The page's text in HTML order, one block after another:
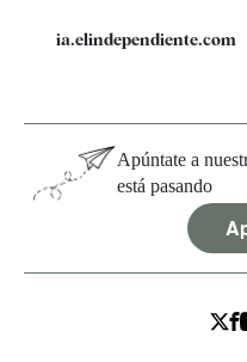
ia.elindependiente.com
Apúntate a
está pasando